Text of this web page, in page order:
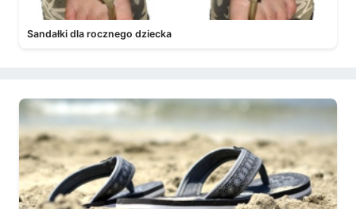
Sandałki dla rocznego dziecka